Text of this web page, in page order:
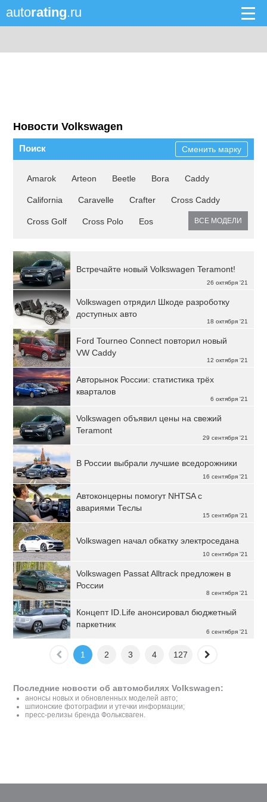
autorating.ru
Новости Volkswagen
Поиск Сменить марку
Amarok Arteon Beetle Bora Caddy
California Caravelle Crafter Cross Caddy
Cross Golf Cross Polo Eos ВСЕ МОДЕЛИ
26 октября '21
Встречайте новый Volkswagen Teramont!
18 октября '21
Volkswagen отрядил Шкоде разроботку
доступных авто
12 октября '21
Ford Tourneo Connect повторил новый
VW Caddy
6 октября '21
Авторынок России: статистика трёх
кварталов
29 сентября '21
Volkswagen объявил цены на свежий
Teramont
16 сентября '21
В России выбрали лучшие вседорожники
15 сентября '21
Автоконцерны помогут NHTSA с
авариями Теслы
10 сентября '21
Volkswagen начал обкатку электроседана
8 сентября '21
Volkswagen Passat Alltrack предложен в
России
6 сентября '21
Концепт ID.Life анонсировал бюджетный
паркетник
1 2 3 4 127
Последние новости об автомобилях Volkswagen:
анонсы новых и обновленных моделей авто;
шпионские фотографии и утечки информации;
пресс-релизы бренда Фольксваген.